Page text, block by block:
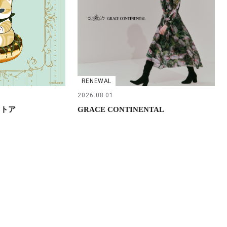
ア
RENEWAL
2026.08.01
GRACE CONTINENTAL